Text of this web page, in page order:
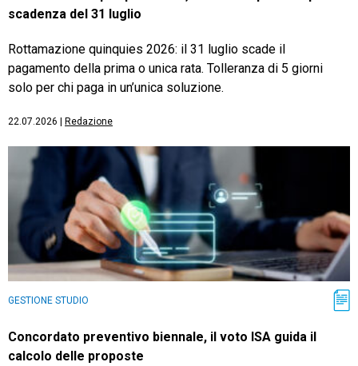
scadenza del 31 luglio
Rottamazione quinquies 2026: il 31 luglio scade il
pagamento della prima o unica rata. Tolleranza di 5 giorni
solo per chi paga in un’unica soluzione.
22.07.2026 Redazione
GESTIONE STUDIO
Concordato preventivo biennale, il voto ISA guida il
calcolo delle proposte